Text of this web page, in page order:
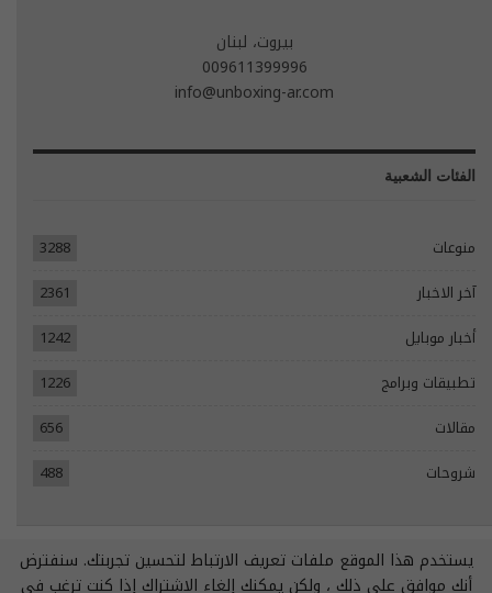
بيروت، لبنان
009611399996
info@unboxing-ar.com
الفئات الشعبية
منوعات
3288
آخر الاخبار
2361
أخبار موبايل
1242
تطبيقات وبرامج
1226
مقالات
656
شروحات
488
© 2026 - جميع الحقوق محفوظة.
يستخدم هذا الموقع ملفات تعريف الارتباط لتحسين تجربتك. سنفترض
أنك موافق على ذلك ، ولكن يمكنك إلغاء الاشتراك إذا كنت ترغب في